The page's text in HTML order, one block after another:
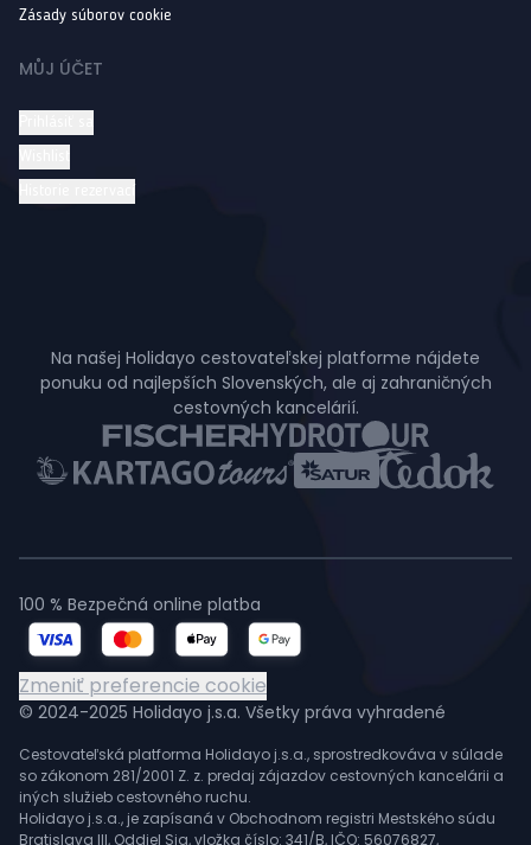
Zásady súborov cookie
MŮJ ÚČET
Na našej Holidayo cestovateľskej platforme nájdete
ponuku od najlepších Slovenských, ale aj zahraničných
cestovných kancelárií.
© 2024-2025 Holidayo j.s.a. Všetky práva vyhradené
Cestovateľská platforma Holidayo j.s.a., sprostredkováva v súlade
so zákonom 281/2001 Z. z. predaj zájazdov cestovných kancelárii a
iných služieb cestovného ruchu.
Holidayo j.s.a., je zapísaná v Obchodnom registri Mestského súdu
Bratislava III, Oddiel Sja, vložka číslo: 341/B, IČO: 56076827,
100 % Bezpečná online platba
Zmeniť preferencie cookie